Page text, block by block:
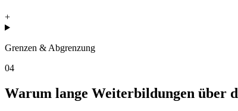
+
Grenzen & Abgrenzung
04
Warum lange Weiterbildungen über